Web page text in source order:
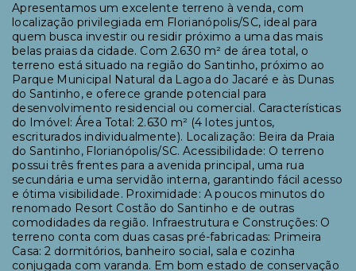
Apresentamos um excelente terreno à venda, com
localização privilegiada em Florianópolis/SC, ideal para
quem busca investir ou residir próximo a uma das mais
belas praias da cidade. Com 2.630 m² de área total, o
terreno está situado na região do Santinho, próximo ao
Parque Municipal Natural da Lagoa do Jacaré e às Dunas
do Santinho, e oferece grande potencial para
desenvolvimento residencial ou comercial. Características
do Imóvel: Área Total: 2.630 m² (4 lotes juntos,
escriturados individualmente). Localização: Beira da Praia
do Santinho, Florianópolis/SC. Acessibilidade: O terreno
possui três frentes para a avenida principal, uma rua
secundária e uma servidão interna, garantindo fácil acesso
e ótima visibilidade. Proximidade: A poucos minutos do
renomado Resort Costão do Santinho e de outras
comodidades da região. Infraestrutura e Construções: O
terreno conta com duas casas pré-fabricadas: Primeira
Casa: 2 dormitórios, banheiro social, sala e cozinha
conjugada com varanda. Em bom estado de conservação